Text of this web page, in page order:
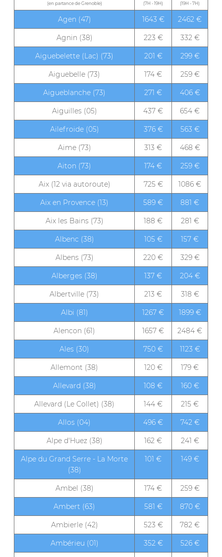
(en partance de Grenoble) (7H - 19H) (19H - 7H)
Agen (47) 1643 € 2462 €
Agnin (38) 223 € 332 €
Aiguebelette (Lac) (73) 201 € 299 €
Aiguebelle (73) 174 € 259 €
Aigueblanche (73) 271 € 406 €
Aiguilles (05) 437 € 654 €
Ailefroide (05) 376 € 563 €
Aime (73) 313 € 468 €
Aiton (73) 174 € 259 €
Aix (12 via autoroute) 725 € 1086 €
Aix en Provence (13) 589 € 881 €
Aix les Bains (73) 188 € 281 €
Albenc (38) 105 € 157 €
Albens (73) 220 € 329 €
Alberges (38) 137 € 204 €
Albertville (73) 213 € 318 €
Albi (81) 1267 € 1899 €
Alencon (61) 1657 € 2484 €
Ales (30) 750 € 1123 €
Allemont (38) 120 € 179 €
Allevard (38) 108 € 160 €
Allevard (Le Collet) (38) 144 € 215 €
Allos (04) 496 € 742 €
Alpe d'Huez (38) 162 € 241 €
Alpe du Grand Serre - La Morte
(38)
101 € 149 €
Ambel (38) 174 € 259 €
Ambert (63) 581 € 870 €
Ambierle (42) 523 € 782 €
Ambérieu (01) 352 € 526 €